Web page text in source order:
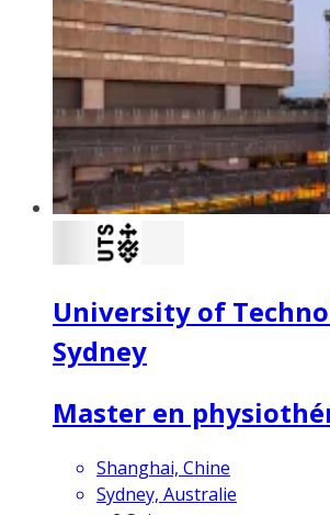
University of
Sydney
Master en
Shanghai, Chine
Sydney, Australie